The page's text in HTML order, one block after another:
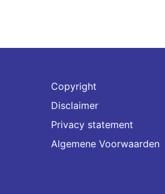
Copyright
Disclaimer
Privacy statement
Algemene Voorwaarden